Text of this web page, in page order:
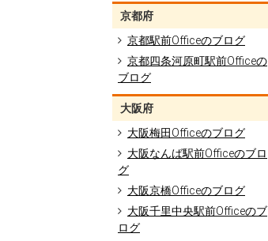
京都府
京都駅前Officeのブログ
京都四条河原町駅前Officeの
ブログ
大阪府
大阪梅田Officeのブログ
大阪なんば駅前Officeのブロ
グ
大阪京橋Officeのブログ
大阪千里中央駅前Officeのブ
ログ